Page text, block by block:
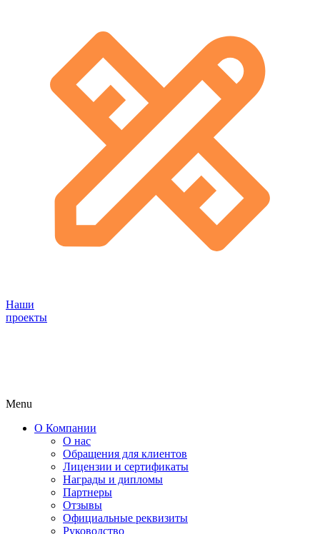
Наши
проекты
Menu
О Компании
О нас
Обращения для клиентов
Лицензии и сертификаты
Награды и дипломы
Партнеры
Отзывы
Официальные реквизиты
Руководство